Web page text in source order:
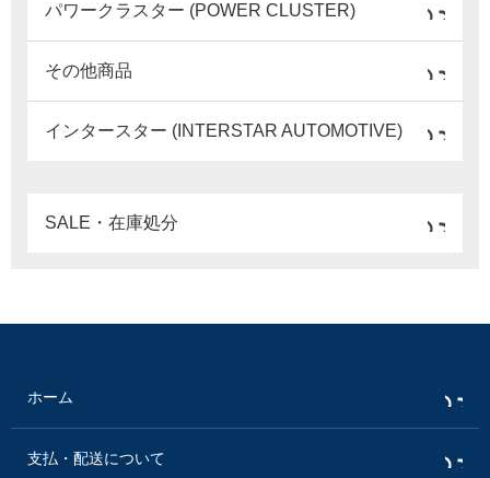
パワークラスター (POWER CLUSTER)
その他商品
インタースター (INTERSTAR AUTOMOTIVE)
SALE・在庫処分
ホーム
支払・配送について